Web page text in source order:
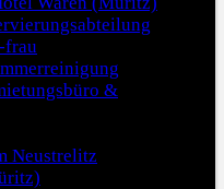
frau
&
Neustrelitz